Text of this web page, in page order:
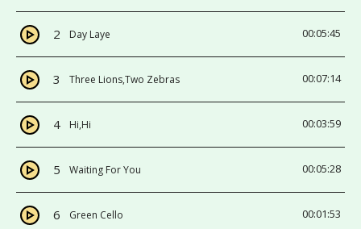
2 Day Laye 00:05:45
3 Three Lions,Two Zebras 00:07:14
4 Hi,Hi 00:03:59
5 Waiting For You 00:05:28
6 Green Cello 00:01:53